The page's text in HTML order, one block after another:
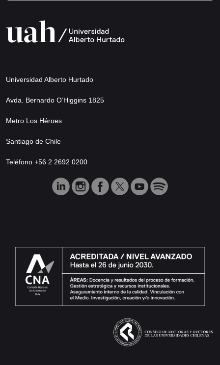
Universidad Alberto Hurtado
Avda. Bernardo O’Higgins 1825
Metro Los Héroes
Santiago de Chile
Teléfono +56 2 2692 0200